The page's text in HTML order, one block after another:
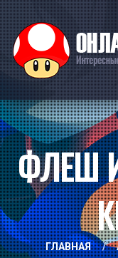
ФЛЕШ
ГЛАВНАЯ /